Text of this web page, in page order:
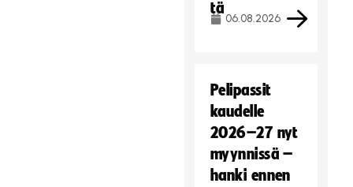
tä
06.08.2026
Pelipassit
kaudelle
2026–27 nyt
myynnissä –
hanki ennen